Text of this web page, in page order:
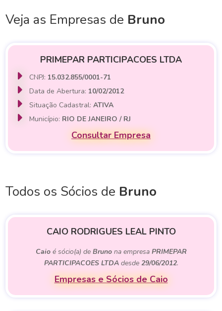
Veja as Empresas de Bruno
PRIMEPAR PARTICIPACOES LTDA
CNPJ: 15.032.855/0001-71
Data de Abertura: 10/02/2012
Situação Cadastral:ATIVA
Município: RIO DE JANEIRO / RJ
Consultar Empresa
Todos os Sócios de Bruno
CAIO RODRIGUES LEAL PINTO
Caioé sócio(a) de Brunona empresa PRIMEPAR
PARTICIPACOES LTDAdesde 29/06/2012.
Empresas e Sócios de Caio